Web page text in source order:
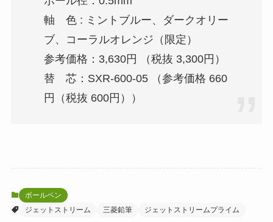
軸 色 : ミントブルー、ダークオリー
ブ、コーラルオレンジ（限定）
参考価格：3,630円 （税抜 3,300円）
替 芯：SXR-600-05 （参考価格 660
円（税抜 600円））
ボールペン
ジェットストリーム
三菱鉛筆 ジェットストリームプライム